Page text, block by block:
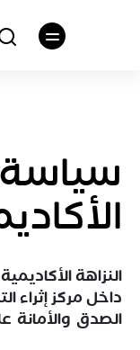
سياسة
النزاهة
داخل مركز إثراء
الصدق